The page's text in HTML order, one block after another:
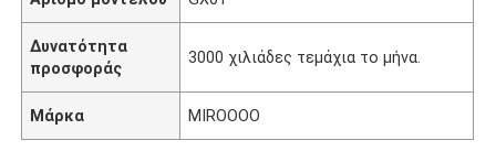
Δυνατότητα
προσφοράς
3000 χιλιάδες τεμάχια το μήνα.
Μάρκα MIROOOO